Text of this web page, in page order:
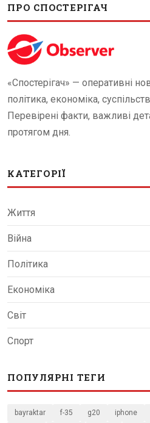
ПРО СПОСТЕРІГАЧ
«Спостерігач» — оперативні
політика, економіка,
Перевірені факти, важливі
протягом дня.
КАТЕГОРІЇ
Життя
Війна
Політика
Економіка
Світ
Спорт
ПОПУЛЯРНІ ТЕГИ
bayraktar f-35 g20 iphone